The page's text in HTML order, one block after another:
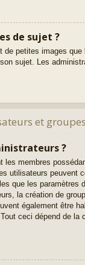
de sujet ?
de petites images que
sujet. Les
et
?
les membres
utilisateurs peuvent
que les paramètres
la création de
également être
ceci dépend de la